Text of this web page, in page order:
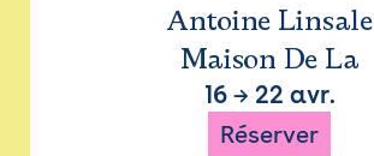
Antoine Linsale
Maison De La
16→ 22 avr.
Réserver